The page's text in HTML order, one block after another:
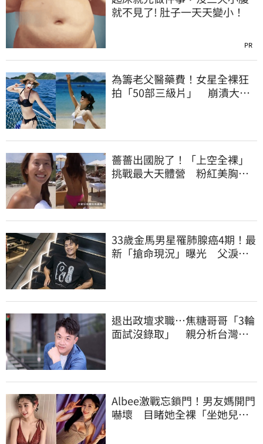
就不見了! 肚子一天天變小！
PR
為籌老父醫藥費！女星全裸狂
拍「50部三級片」 崩潰大
薔薔出國脫了！「上空全裸」
挑戰最大天體營 粉紅美胸被
33歲金馬男星罹肺腺癌4期！最
新「搶命現況」曝光 父淚
退出政壇求職…焦糖哥哥「3輪
面試沒錄取」 親分析台灣職
Albee激戰忘鎖門！男友媽開門
嚇壞 目睹她全裸「坐她兒子